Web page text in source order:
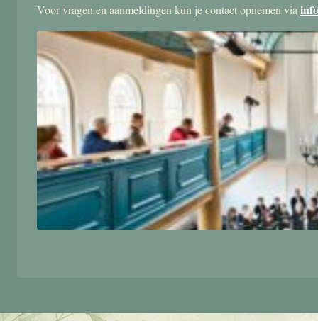
Voor vragen en aanmeldingen kun je contact opnemen via